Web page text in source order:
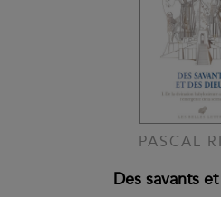
PASCAL
Des savants